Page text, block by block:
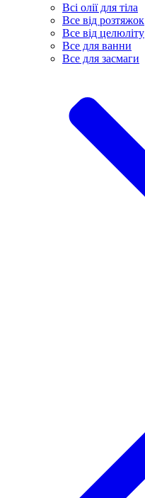
Всі олії для тіла
Все від розтяжок
Все від целюліту
Все для ванни
Все для засмаги